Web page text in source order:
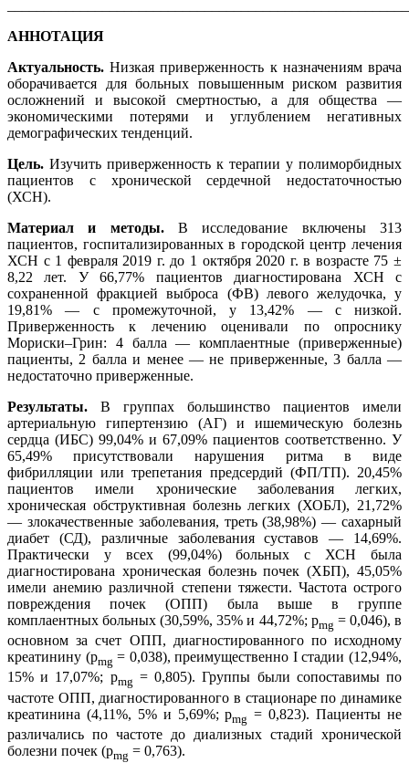
АННОТАЦИЯ
Актуальность. Низкая приверженность к назначениям врача
оборачивается для больных повышенным риском развития
осложнений и высокой смертностью, а для общества —
экономическими потерями и углублением негативных
демографических тенденций.
Цель. Изучить приверженность к терапии у полиморбидных
пациентов с хронической сердечной недостаточностью
(ХСН).
Материал и методы.В исследование включены 313
пациентов, госпитализированных в городской центр лечения
ХСН с 1 февраля 2019 г. до 1 октября 2020 г. в возрасте 75 ±
8,22 лет. У 66,77% пациентов диагностирована ХСН с
сохраненной фракцией выброса (ФВ) левого желудочка, у
19,81% — с промежуточной, у 13,42% — с низкой.
Приверженность к лечению оценивали по опроснику
Мориски–Грин: 4 балла — комплаентные (приверженные)
пациенты, 2 балла и менее — не приверженные, 3 балла —
недостаточно приверженные.
Результаты. В группах большинство пациентов имели
артериальную гипертензию (АГ) и ишемическую болезнь
сердца (ИБС) 99,04% и 67,09% пациентов соответственно. У
65,49% присутствовали нарушения ритма в виде
фибрилляции или трепетания предсердий (ФП/ТП). 20,45%
пациентов имели хронические заболевания легких,
хроническая обструктивная болезнь легких (ХОБЛ), 21,72%
— злокачественные заболевания, треть (38,98%) — сахарный
диабет (СД), различные заболевания суставов — 14,69%.
Практически у всех (99,04%) больных c ХСН была
диагностирована хроническая болезнь почек (ХБП), 45,05%
имели анемию различной степени тяжести. Частота острого
повреждения почек (ОПП) была выше в группе
комплаентных больных (30,59%, 35% и 44,72%; pmg = 0,046), в
основном за счет ОПП, диагностированного по исходному
креатинину (pmg = 0,038), преимущественно I стадии (12,94%,
15% и 17,07%; pmg = 0,805). Группы были сопоставимы по
частоте ОПП, диагностированного в стационаре по динамике
креатинина (4,11%, 5% и 5,69%; pmg = 0,823). Пациенты не
различались по частоте до диализных стадий хронической
болезни почек (pmg = 0,763).